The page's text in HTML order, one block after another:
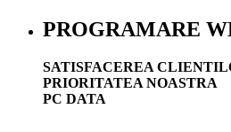
PROGRAMARE
SATISFACEREA
PRIORITATEA NOASTRA
PC DATA